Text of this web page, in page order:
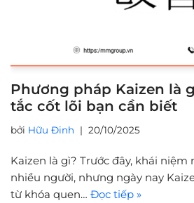
Phương pháp Kaizen là
tắc cốt lõi bạn cần biết
bởi Hữu Đinh 20/10/2025
Kaizen là gì? Trước đây, khái niệm
nhiều người, nhưng ngày nay
từ khóa quen… Đọc tiếp »